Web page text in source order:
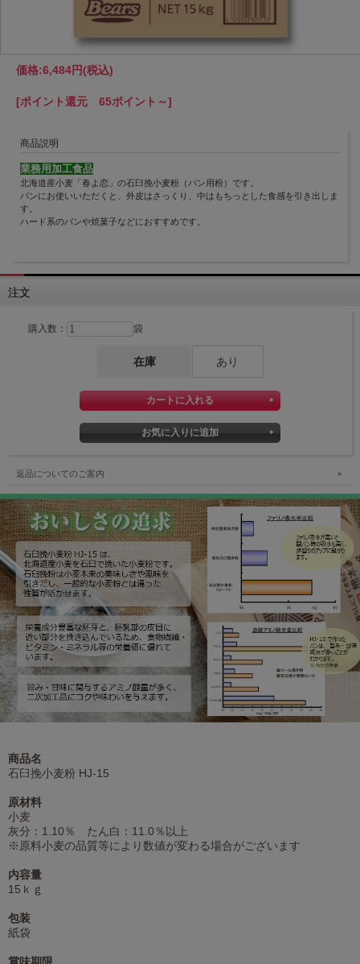
価格:6,484円(税込)
[ポイント還元 65ポイント～]
商品説明
業務用加工食品
北海道産小麦「春よ恋」の石臼挽小麦粉（パン用粉）です。
パンにお使いいただくと、外皮はさっくり、中はもちっとした食感を引き出しま
す。
ハード系のパンや焼菓子などにおすすめです。
注文
購入数： 袋
在庫 あり
返品についてのご案内
商品名
石臼挽小麦粉 HJ-15
原材料
小麦
灰分：1.10％ たん白：11.0％以上
※原料小麦の品質等により数値が変わる場合がございます
内容量
15ｋｇ
包装
紙袋